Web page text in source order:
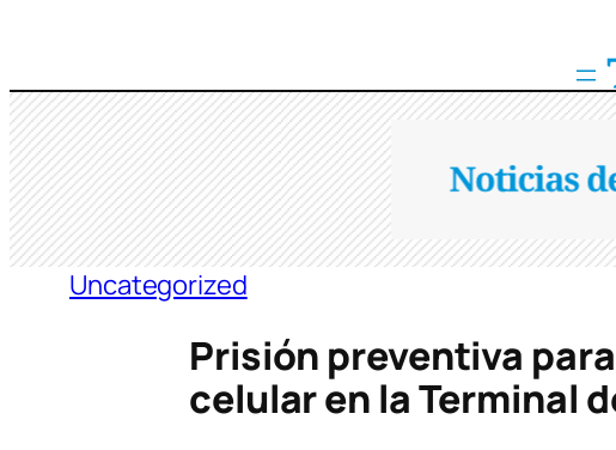
contenido
Uncategorized
Prisión preventiva
celular en la Terminal